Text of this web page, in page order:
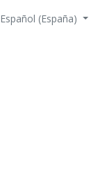
Español (España)